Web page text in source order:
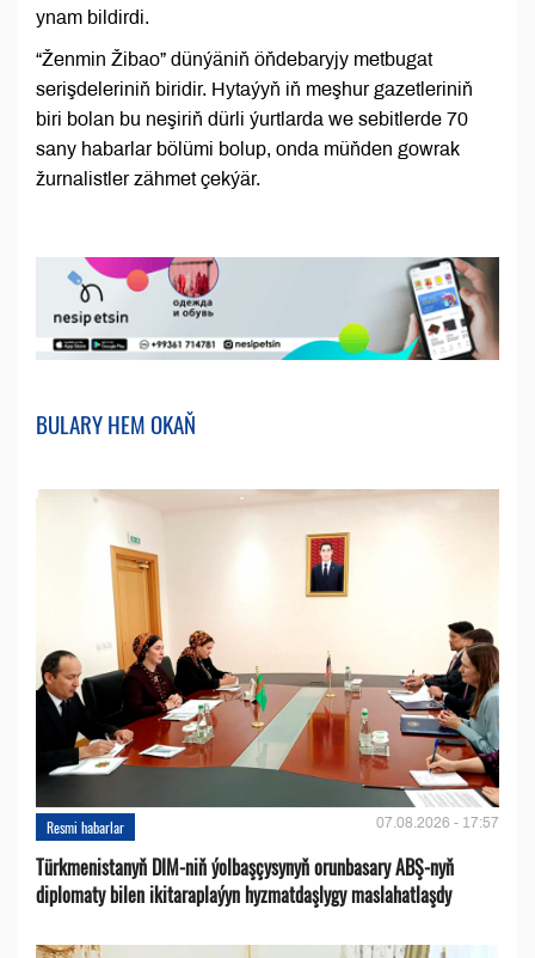
ynam bildirdi.
“Ženmin Žibao” dünýäniň öňdebaryjy metbugat
serişdeleriniň biridir. Hytaýyň iň meşhur gazetleriniň
biri bolan bu neşiriň dürli ýurtlarda we sebitlerde 70
sany habarlar bölümi bolup, onda müňden gowrak
žurnalistler zähmet çekýär.
BULARY HEM OKAŇ
Resmi habarlar 07.08.2026 - 17:57
Türkmenistanyň DIM-niň ýolbaşçysynyň orunbasary ABŞ-nyň
diplomaty bilen ikitaraplaýyn hyzmatdaşlygy maslahatlaşdy